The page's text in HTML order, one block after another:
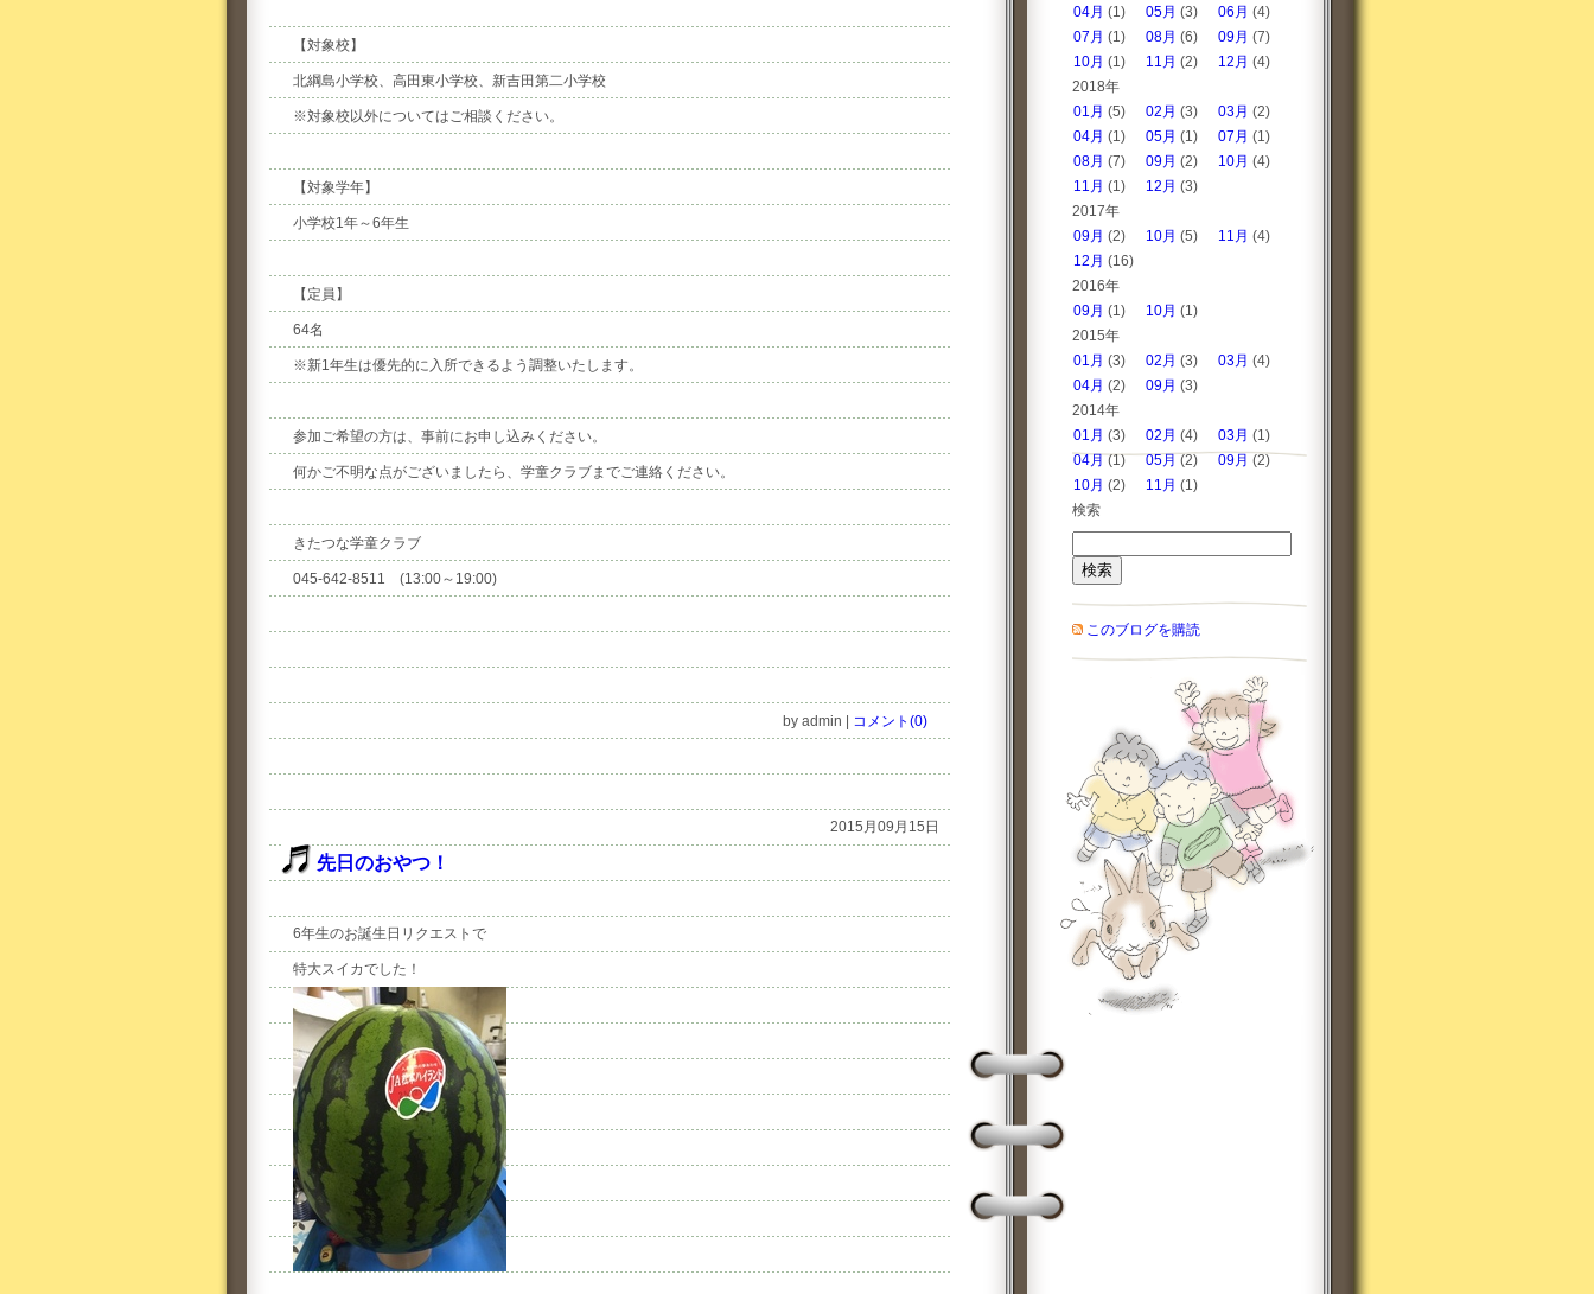
【対象校】
北綱島小学校、高田東小学校、新吉田第二小学校
※対象校以外についてはご相談ください。
【対象学年】
小学校1年～6年生
【定員】
64名
※新1年生は優先的に入所できるよう調整いたします。
参加ご希望の方は、事前にお申し込みください。
何かご不明な点がございましたら、学童クラブまでご連絡ください。
きたつな学童クラブ
045-642-8511 (13:00～19:00)
by admin コメント(0)
2015月09月15日
先日のおやつ！
6年生のお誕生日リクエストで
特大スイカでした！
04月 (1) 05月 (3) 06月 (4)
07月 (1) 08月 (6) 09月 (7)
10月 (1) 11月 (2) 12月 (4)
2018年
01月 (5) 02月 (3) 03月 (2)
04月 (1) 05月 (1) 07月 (1)
08月 (7) 09月 (2) 10月 (4)
11月 (1) 12月 (3)
2017年
09月 (2) 10月 (5) 11月 (4)
12月 (16)
2016年
09月 (1) 10月 (1)
2015年
01月 (3) 02月 (3) 03月 (4)
04月 (2) 09月 (3)
2014年
01月 (3) 02月 (4) 03月 (1)
04月(1) 05月 (2) 09月 (2)
10月 (2) 11月 (1)
検索
このブログを購読